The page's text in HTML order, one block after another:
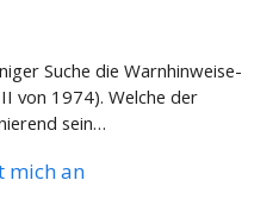
Suche die Warnhinweise-
von 1974). Welche der
sein…
mich an